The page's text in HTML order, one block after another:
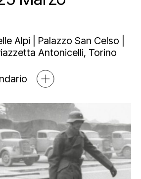
e sponsorship
Alpi | Palazzo San Celso |
Antonicelli, Torino